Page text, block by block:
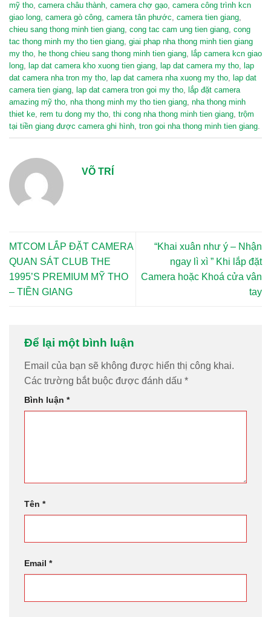
mỹ tho, camera châu thành, camera chợ gạo, camera công trình kcn
giao long, camera gò công, camera tân phước, camera tien giang,
chieu sang thong minh tien giang, cong tac cam ung tien giang, cong
tac thong minh my tho tien giang, giai phap nha thong minh tien giang
my tho, he thong chieu sang thong minh tien giang, lắp camera kcn giao
long, lap dat camera kho xuong tien giang, lap dat camera my tho, lap
dat camera nha tron my tho, lap dat camera nha xuong my tho, lap dat
camera tien giang, lap dat camera tron goi my tho, lắp đặt camera
amazing mỹ tho, nha thong minh my tho tien giang, nha thong minh
thiet ke, rem tu dong my tho, thi cong nha thong minh tien giang, trộm
tại tiền giang được camera ghi hình, tron goi nha thong minh tien giang.
VÕ TRÍ
MTCOM LẮP ĐẶT CAMERA
QUAN SÁT CLUB THE
1995’S PREMIUM MỸ THO
– TIỀN GIANG
“Khai xuân như ý – Nhận
ngay lì xì ” Khi lắp đặt
Camera hoặc Khoá cửa vân
tay
Để lại một bình luận
Email của bạn sẽ không được hiển thị công khai.
Các trường bắt buộc được đánh dấu *
Bình luận *
Tên *
Email *